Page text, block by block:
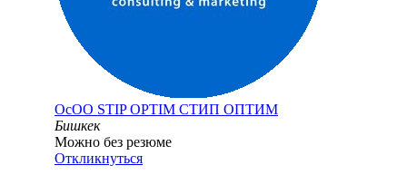
ОсОО STIP OPTIM СТИП ОПТИМ
Бишкек
Можно без резюме
Откликнуться